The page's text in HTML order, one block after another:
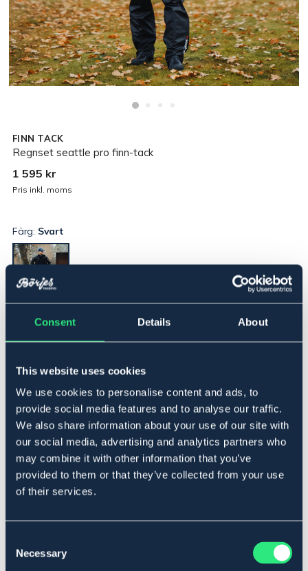
Consent Details About
This website uses cookies
We use cookies to personalise content and ads, to
provide social media features and to analyse our traffic.
We also share information about your use of our site with
our social media, advertising and analytics partners who
may combine it with other information that you’ve
provided to them or that they’ve collected from your use
of their services.
Selection
Necessary
FINN TACK
Regnset seattle pro finn-tack
1 595 kr
Pris inkl. moms
Färg: Svart
XXL
Tillfälligt slut
Produktbeskrivning
Högkvalitativt regnset av vattentätt PU-material är
perfekt för träning i vått väder. Finntack Pro Seattle
regnjacka och byxor är hållbara. Lätt att klä upp och
bära även ovanpå andra träningskläder. Detta gör dem
Art.nr. 6380-BK-XXL